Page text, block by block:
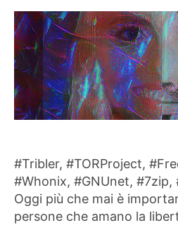
#Tribler, #TORProject,
#Whonix, #GNUnet, #7zip,
Oggi più che mai è
persone che amano la